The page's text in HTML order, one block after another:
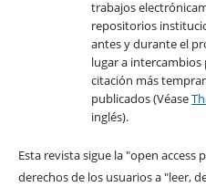
trabajos
repositorios
antes y durante el
lugar a
citación más
publicados (Véase
inglés).
Esta revista sigue la "open access
derechos de los usuarios a "leer,